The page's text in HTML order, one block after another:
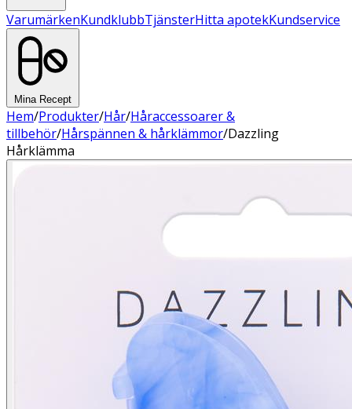
VarumärkenKundklubbTjänsterHitta apotekKundservice
Mina Recept
Hem/Produkter/Hår/Håraccessoarer &
tillbehör/Hårspännen & hårklämmor/Dazzling
Hårklämma